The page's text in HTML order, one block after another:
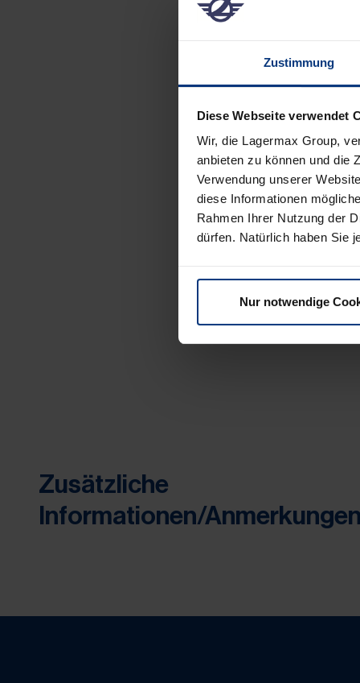
Zustimmung
Diese Webseite verwendet
Wir, die Lagermax Group,
anbieten zu können und die
Verwendung unserer
diese Informationen
Rahmen Ihrer Nutzung der
dürfen. Natürlich haben Sie
Nur notwendige
Zusätzliche
Informationen/Anmerkungen